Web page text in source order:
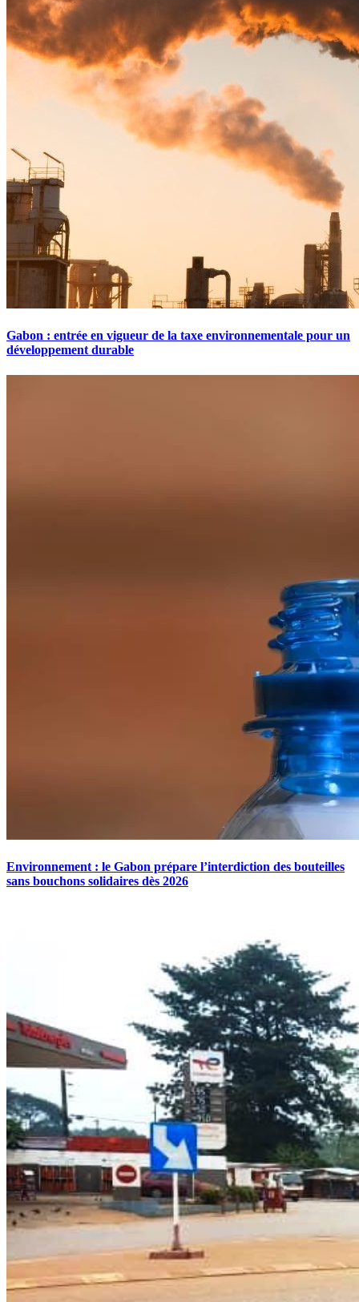
Gabon : entrée en vigueur de la taxe environnementale pour un
développement durable
Environnement : le Gabon prépare l’interdiction des bouteilles
sans bouchons solidaires dès 2026